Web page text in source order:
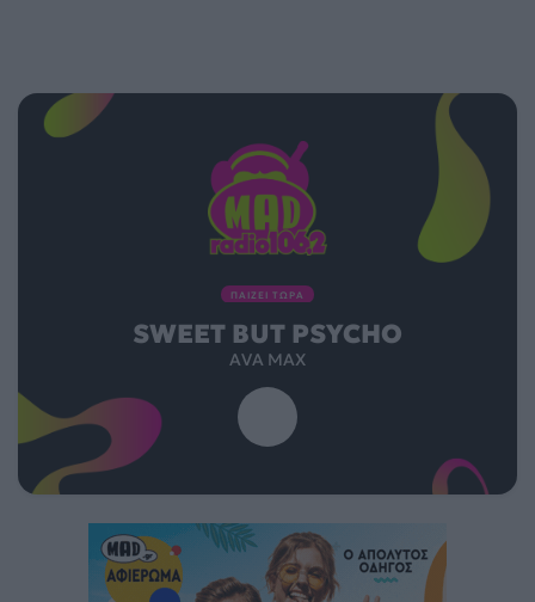
ΠΑΙΖΕΙ ΤΩΡΑ
SWEET BUT PSYCHO
AVA MAX